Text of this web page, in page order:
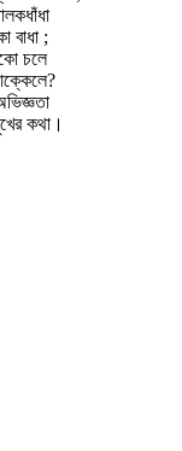
বাধা ;
চলে
কথা।